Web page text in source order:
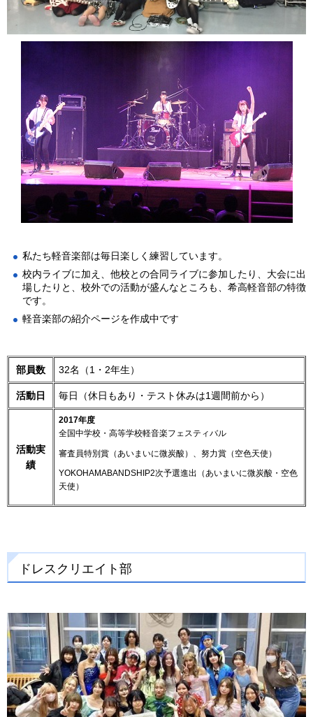
私たち軽音楽部は毎日楽しく練習しています。
校内ライブに加え、他校との合同ライブに参加したり、大会に出
場したりと、校外での活動が盛んなところも、希高軽音部の特徴
です。
軽音楽部の紹介ページを作成中です
部員数 32名（1・2年生）
活動日 毎日（休日もあり・テスト休みは1週間前から）
活動実
績
2017年度
全国中学校・高等学校軽音楽フェスティバル
審査員特別賞（あいまいに微炭酸）、努力賞（空色天使）
YOKOHAMABANDSHIP2次予選進出（あいまいに微炭酸・空色
天使）
ドレスクリエイト部